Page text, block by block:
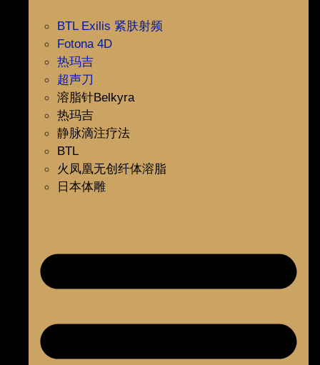
BTL Exilis 紧肤射频
Fotona 4D
热玛吉
超声刀
溶脂针Belkyra
热玛吉
静脉滴注疗法
BTL
火凤凰无创纤体溶脂
日本体雕